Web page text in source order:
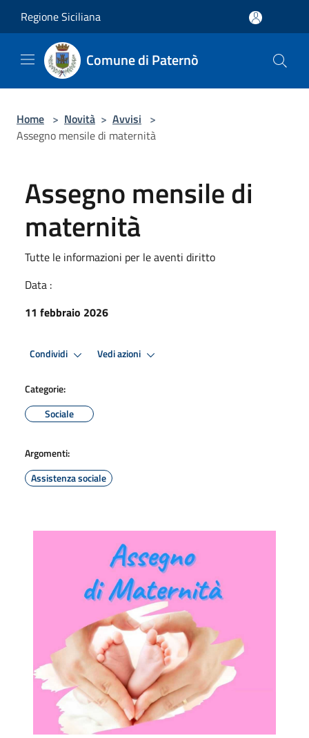
Regione Siciliana
Comune di Paternò
Home > Novità > Avvisi >
Assegno mensile di maternità
Assegno mensile di
maternità
Tutte le informazioni per le aventi diritto
Data :
11 febbraio 2026
Condividi Vedi azioni
Categorie:
Sociale
Argomenti:
Assistenza sociale